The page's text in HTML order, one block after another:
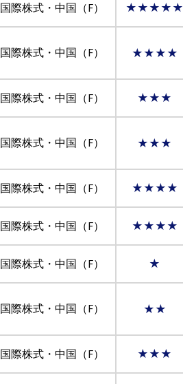
国際株式・中国（F） ★★★★★
国際株式・中国（F） ★★★★
国際株式・中国（F） ★★★
国際株式・中国（F） ★★★
国際株式・中国（F） ★★★★
国際株式・中国（F） ★★★★
国際株式・中国（F） ★
国際株式・中国（F） ★★
国際株式・中国（F） ★★★